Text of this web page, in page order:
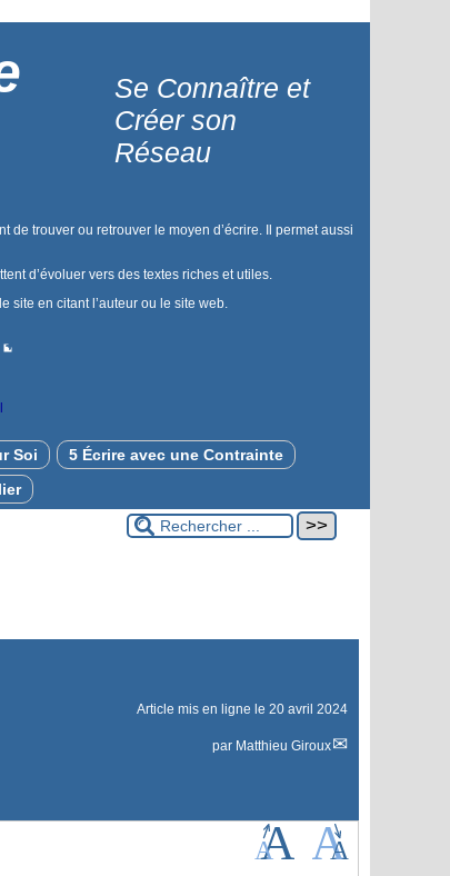
Se Connaître et
Créer son
Réseau
trouver ou retrouver le moyen d’écrire. Il permet aussi
d’évoluer vers des textes riches et utiles.
site en citant l’auteur ou le site web.
Soi
5 Écrire avec une Contrainte
Article mis en ligne le 20 avril 2024
par Matthieu Giroux